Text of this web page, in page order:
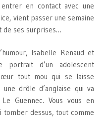
en contact avec une
vient passer une semaine
de ses surprises…
Isabelle Renaud et
d’un adolescent
tout mou qui se laisse
drôle d’anglaise qui va
Guennec. Vous vous en
tomber dessus, tout comme